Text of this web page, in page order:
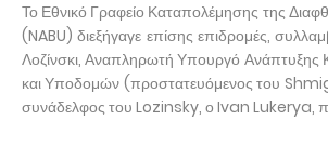
Το Εθνικό Γραφείο Καταπολέμησης της
(NABU) διεξήγαγε επίσης επιδρομές,
Λοζίνσκι, Αναπληρωτή Υπουργό Ανάπτυξης
και Υποδομών (προστατευόμενος του
συνάδελφος του Lozinsky, ο Ivan Lukerya,